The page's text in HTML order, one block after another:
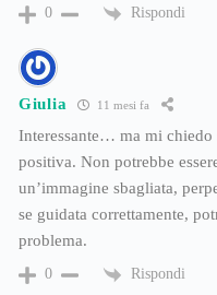
0 Rispondi
Giulia 11 mesi fa
Interessante… ma mi chiedo
positiva. Non potrebbe
un’immagine sbagliata,
se guidata correttamente,
problema.
0 Rispondi